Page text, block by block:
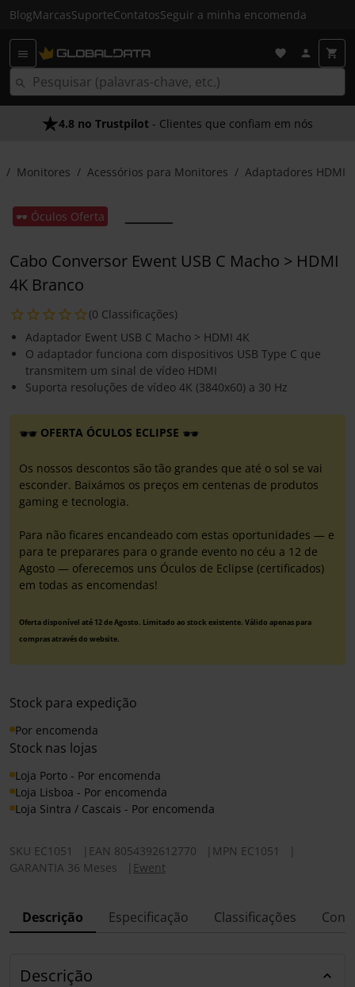
BlogMarcasSuporteContatosSeguir a minha encomenda
4.8 no Trustpilot - Clientes que confiam em nós
Monitores Acessórios para Monitores Adaptadores HDMI
🕶️ Óculos Oferta
Cabo Conversor Ewent USB C Macho > HDMI
4K Branco
(0 Classificações)
Adaptador Ewent USB C Macho > HDMI 4K
O adaptador funciona com dispositivos USB Type C que
transmitem um sinal de vídeo HDMI
Suporta resoluções de vídeo 4K (3840x60) a 30 Hz
OFERTA ÓCULOS ECLIPSE
Os nossos descontos são tão grandes que até o sol se vai
esconder. Baixámos os preços em centenas de produtos
gaming e tecnologia.
Para não ficares encandeado com estas oportunidades — e
para te preparares para o grande evento no céu a 12 de
Agosto — oferecemos uns Óculos de Eclipse (certificados)
em todas as encomendas!
Oferta disponível até 12 de Agosto. Limitado ao stock existente. Válido apenas para
compras através do website.
Stock para expedição
Por encomenda
Stock nas lojas
Loja Porto - Por encomenda
Loja Lisboa - Por encomenda
Loja Sintra / Cascais - Por encomenda
SKU EC1051 EAN 8054392612770 MPN EC1051
GARANTIA 36 Meses
Ewent
Descrição Especificação Classificações
Descrição